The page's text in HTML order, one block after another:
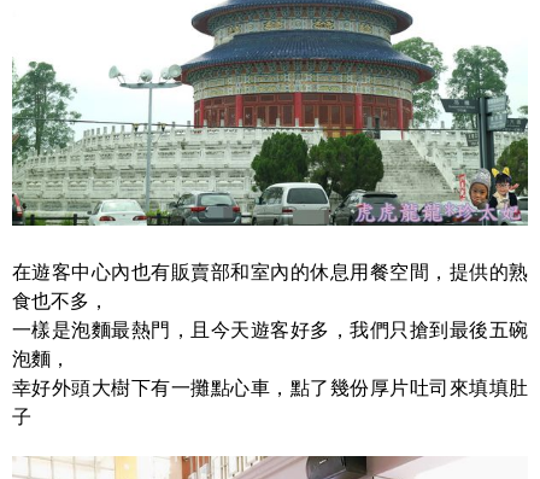
在遊客中心內也有販賣部和室內的休息用餐空間，提供的熟
食也不多，
一樣是泡麵最熱門，且今天遊客好多，我們只搶到最後五碗
泡麵，
幸好外頭大樹下有一攤點心車，點了幾份厚片吐司來填填肚
子